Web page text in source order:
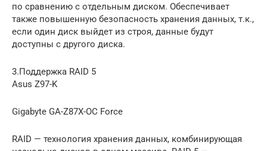
по сравнению с отдельным диском. Обеспечивает
также повышенную безопасность хранения данных, т.к.,
если один диск выйдет из строя, данные будут
доступны с другого диска.
3.Поддержка RAID 5
Asus Z97-K
Gigabyte GA-Z87X-OC Force
RAID — технология хранения данных, комбинирующая